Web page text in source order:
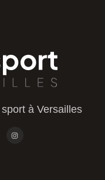
à Versailles